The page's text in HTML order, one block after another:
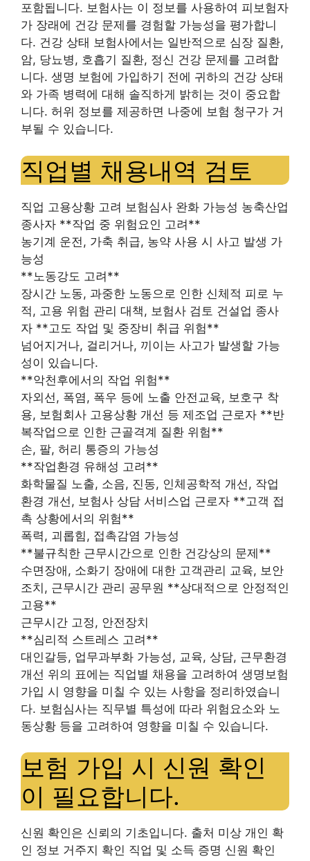
포함됩니다. 보험사는 이 정보를 사용하여 피보험자
가 장래에 건강 문제를 경험할 가능성을 평가합니
다. 건강 상태 보험사에서는 일반적으로 심장 질환,
암, 당뇨병, 호흡기 질환, 정신 건강 문제를 고려합
니다. 생명 보험에 가입하기 전에 귀하의 건강 상태
와 가족 병력에 대해 솔직하게 밝히는 것이 중요합
니다. 허위 정보를 제공하면 나중에 보험 청구가 거
부될 수 있습니다.
직업별 채용내역 검토
직업 고용상황 고려 보험심사 완화 가능성 농축산업
종사자 **작업 중 위험요인 고려**
농기계 운전, 가축 취급, 농약 사용 시 사고 발생 가
능성
**노동강도 고려**
장시간 노동, 과중한 노동으로 인한 신체적 피로 누
적, 고용 위험 관리 대책, 보험사 검토 건설업 종사
자 **고도 작업 및 중장비 취급 위험**
넘어지거나, 걸리거나, 끼이는 사고가 발생할 가능
성이 있습니다.
**악천후에서의 작업 위험**
자외선, 폭염, 폭우 등에 노출 안전교육, 보호구 착
용, 보험회사 고용상황 개선 등 제조업 근로자 **반
복작업으로 인한 근골격계 질환 위험**
손, 팔, 허리 통증의 가능성
**작업환경 유해성 고려**
화학물질 노출, 소음, 진동, 인체공학적 개선, 작업
환경 개선, 보험사 상담 서비스업 근로자 **고객 접
촉 상황에서의 위험**
폭력, 괴롭힘, 접촉감염 가능성
**불규칙한 근무시간으로 인한 건강상의 문제**
수면장애, 소화기 장애에 대한 고객관리 교육, 보안
조치, 근무시간 관리 공무원 **상대적으로 안정적인
고용**
근무시간 고정, 안전장치
**심리적 스트레스 고려**
대인갈등, 업무과부화 가능성, 교육, 상담, 근무환경
개선 위의 표에는 직업별 채용을 고려하여 생명보험
가입 시 영향을 미칠 수 있는 사항을 정리하였습니
다. 보험심사는 직무별 특성에 따라 위험요소와 노
동상황 등을 고려하여 영향을 미칠 수 있습니다.
보험 가입 시 신원 확인
이 필요합니다.
신원 확인은 신뢰의 기초입니다. 출처 미상 개인 확
인 정보 거주지 확인 직업 및 소득 증명 신원 확인